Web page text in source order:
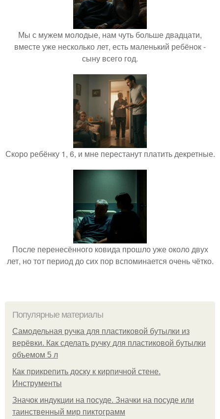
Мы с мужем молодые, нам чуть больше двадцати,
вместе уже несколько лет, есть маленький ребёнок -
сыну всего год.
Скоро ребёнку 1, 6, и мне перестанут платить декретные.
После перенесённого ковида прошло уже около двух
лет, но тот период до сих пор вспоминается очень чётко.
Популярные материалы
Самодельная ручка для пластиковой бутылки из
верёвки. Как сделать ручку для пластиковой бутылки
объемом 5 л
Как прикрепить доску к кирпичной стене.
Инструменты
Значок индукции на посуде. Значки на посуде или
таинственный мир пиктограмм